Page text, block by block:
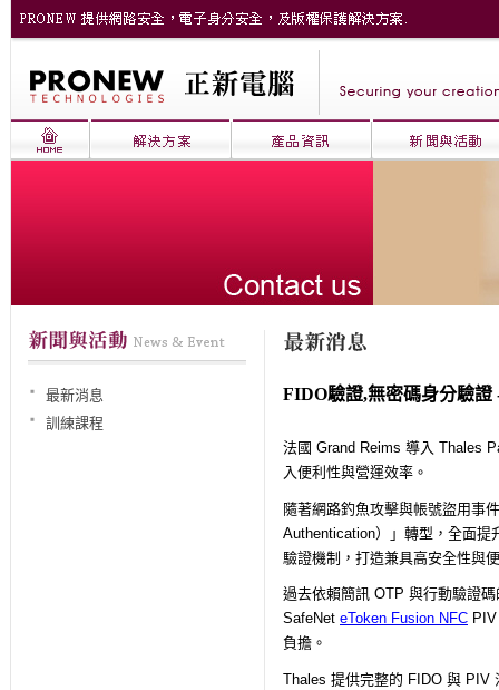
最新消息
訓練課程
FIDO驗證,無密碼身分驗證
法國 Grand Reims 導入 Thales
入便利性與營運效率。
隨著網路釣魚攻擊與帳號盜用事
Authentication）」轉型，全面提
驗證機制，打造兼具高安全性與
過去依賴簡訊 OTP 與行動驗證
SafeNet eToken Fusion NFC
負擔。
Thales 提供完整的 FIDO 與 PIV